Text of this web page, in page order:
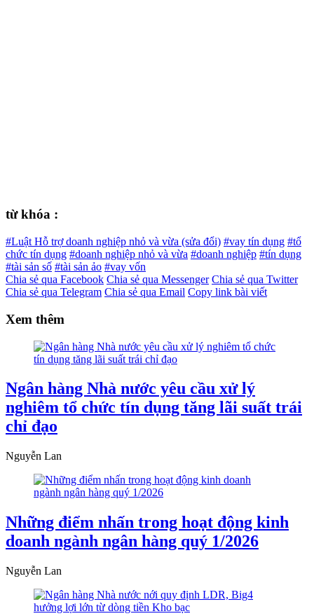
từ khóa :
#Luật Hỗ trợ doanh nghiệp nhỏ và vừa (sửa đổi) #vay tín dụng #tổ
chức tín dụng #doanh nghiệp nhỏ và vừa #doanh nghiệp #tín dụng
#tài sản số #tài sản ảo #vay vốn
Chia sẻ qua Facebook Chia sẻ qua Messenger Chia sẻ qua Twitter
Chia sẻ qua Telegram Chia sẻ qua Email Copy link bài viết
Xem thêm
Ngân hàng Nhà nước yêu cầu xử lý
nghiêm tổ chức tín dụng tăng lãi suất trái
chỉ đạo
Nguyễn Lan
Những điểm nhấn trong hoạt động kinh
doanh ngành ngân hàng quý 1/2026
Nguyễn Lan